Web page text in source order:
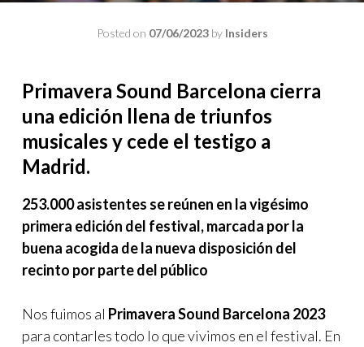
Posted on 07/06/2023by Insiders
Primavera Sound Barcelona cierra
una edición llena de triunfos
musicales y cede el testigo a
Madrid.
253.000 asistentes se reúnen en la vigésimo
primera edición del festival, marcada por la
buena acogida de la nueva disposición del
recinto por parte del público
Nos fuimos al Primavera Sound Barcelona 2023
para contarles todo lo que vivimos en el festival. En